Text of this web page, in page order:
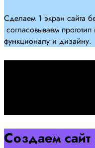
Сделаем 1 экран сайта
согласовываем
функционалу и дизайну.
Создаем сайт